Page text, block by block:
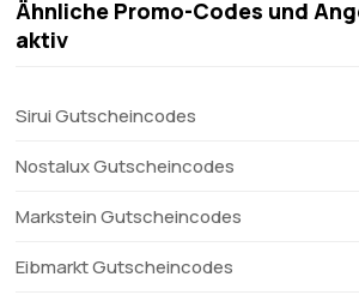
Ähnliche Promo-Codes und
aktiv
Sirui Gutscheincodes
Nostalux Gutscheincodes
Markstein Gutscheincodes
Eibmarkt Gutscheincodes